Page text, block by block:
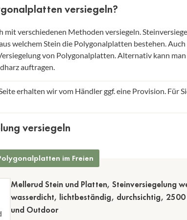
versiegeln?
mit verschiedenen Methoden versiegeln.
welchem Stein die Polygonalplatten bestehen.
von Polygonalplatten. Alternativ kann man
auftragen.
erhalten wir vom Händler ggf. eine Provision. Für
versiegeln
im Freien
Mellerud Stein und Platten, Steinversiegelung
wasserdicht, lichtbeständig, durchsichtig,
und Outdoor